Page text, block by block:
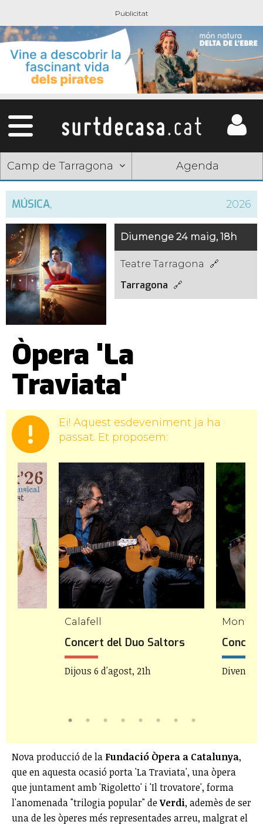
Camp de Tarragona Agenda
MÚSICA, 2026
Diumenge 24 maig, 18h
Teatre Tarragona
Tarragona
Òpera 'La
Traviata'
Ei! Aquest esdeveniment ja ha
passat. Et proposem:
Calafell
Concert del Duo Saltors
Dijous 6 d'agost, 21h
Mont-
Nova producció de la Fundació Òpera a Catalunya,
que en aquesta ocasió porta 'La Traviata', una òpera
que juntament amb 'Rigoletto' i 'Il trovatore', forma
l'anomenada "trilogia popular" deVerdi, ademès de ser
una de les òperes més representades arreu, malgrat el